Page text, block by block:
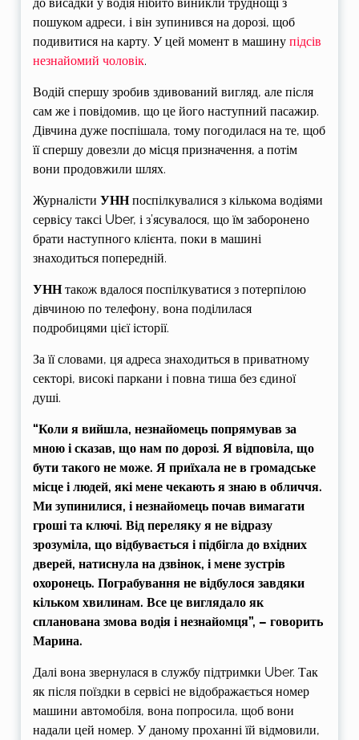
пошуком адреси, і він зупинився на дорозі, щоб
подивитися на карту. У цей момент в машинупідсів
незнайомий чоловік.
Водій спершу зробив здивований вигляд, але після
сам же і повідомив, що це його наступний пасажир.
Дівчина дуже поспішала, тому погодилася на те, щоб
її спершу довезли до місця призначення, а потім
вони продовжили шлях.
ЖурналістиУННпоспілкувалися з кількома водіями
сервісу таксі Uber, і з’ясувалося, що їм заборонено
брати наступного клієнта, поки в машині
знаходиться попередній.
УННтакож вдалося поспілкуватися з потерпілою
дівчиною по телефону, вона поділилася
подробицями цієї історії.
За її словами, ця адреса знаходиться в приватному
секторі, високі паркани і повна тиша без єдиної
душі.
“Коли я вийшла, незнайомець попрямував за
мною і сказав, що нам по дорозі. Я відповіла, що
бути такого не може. Я приїхала не в громадське
місце і людей, які мене чекають я знаю в обличчя.
Ми зупинилися, і незнайомець почав вимагати
гроші та ключі. Від переляку я не відразу
зрозуміла, що відбувається і підбігла до вхідних
дверей, натиснула на дзвінок, і мене зустрів
охоронець. Пограбування не відбулося завдяки
кільком хвилинам. Все це виглядало як
спланована змова водія і незнайомця”, – говорить
Марина.
Далі вона звернулася в службу підтримки Uber. Так
як після поїздки в сервісі не відображається номер
машини автомобіля, вона попросила, щоб вони
надали цей номер. У даному проханні їй відмовили,